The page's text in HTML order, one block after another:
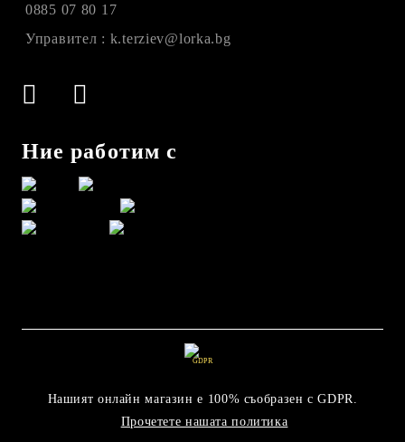
0885 07 80 17
Управител : k.terziev@lorka.bg
Ние работим с
GDPR
Нашият онлайн магазин е 100% съобразен с GDPR.
Прочетете нашата политика